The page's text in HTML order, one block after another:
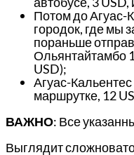
Потом до Агуас-
городок, где мы
пораньше
Ольянтайтамбо
USD);
Агуас-
маршрутке, 12
ВАЖНО: Все
Выглядит